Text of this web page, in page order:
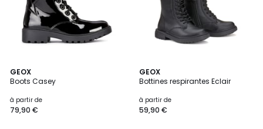
GEOX
Boots Casey
à partir de
79,90 €
5
/
GEOX
Bottines respirantes Eclair
à partir de
59,90 €
4,5
/ 5